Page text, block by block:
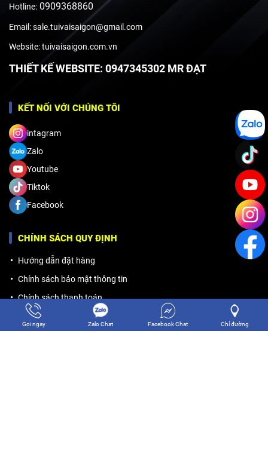
Hotline: 0909368860
Email: sale.tuivaisaigon@gmail.com
Website: tuivaisaigon.com.vn
THIẾT KẾ WEBSITE: 0947345302 MR ĐẠT
KẾT NỐI VỚI CHÚNG TÔI
intagram
Zalo
Youtube
Tiktok
Facebook
CHÍNH SÁCH QUY ĐỊNH
Hướng dẫn đặt hàng
Chính sách bảo mật thông tin
Chính sách thanh toán
Chính sách vận chuyển
Gọi ngay Zalo Chat Facebook Chat Chỉ đường